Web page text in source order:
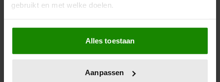
gebruikt en met welke doelen.
Als u het toestaat, willen we ook graag:
Informatie verzamelen over uw geografische
locatie, die tot een paar meter nauwkeurig kan zijn
scannen op specifieke eigenschappen (fingerprinting)
Alles toestaan
Aanpassen